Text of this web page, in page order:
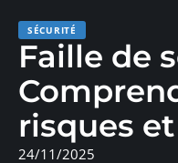
SÉCURITÉ
Faille de
risques
24/11/2025